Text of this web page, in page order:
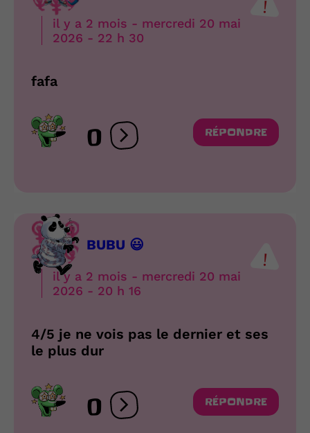
il y a 2 mois - mercredi 20 mai
2026 - 22 h 30
fafa
0 Ouvrir les réactions
RÉPONDRE
BUBU 😃
il y a 2 mois - mercredi 20 mai
2026 - 20 h 16
4/5 je ne vois pas le dernier et ses
le plus dur
0 Ouvrir les réactions
RÉPONDRE